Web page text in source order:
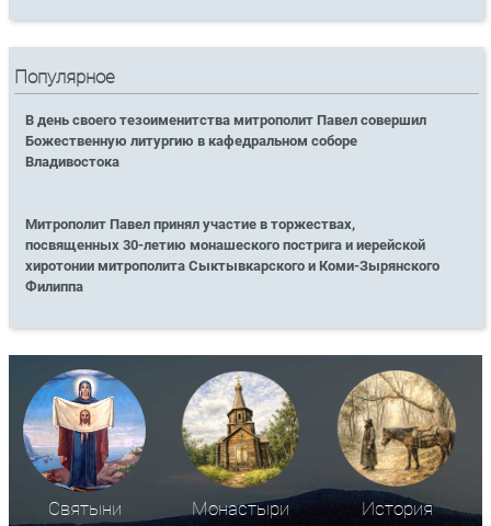
Популярное
В день своего тезоименитства митрополит Павел совершил
Божественную литургию в кафедральном соборе
Владивостока
Митрополит Павел принял участие в торжествах,
посвященных 30-летию монашеского пострига и иерейской
хиротонии митрополита Сыктывкарского и Коми-Зырянского
Филиппа
Святыни Монастыри История